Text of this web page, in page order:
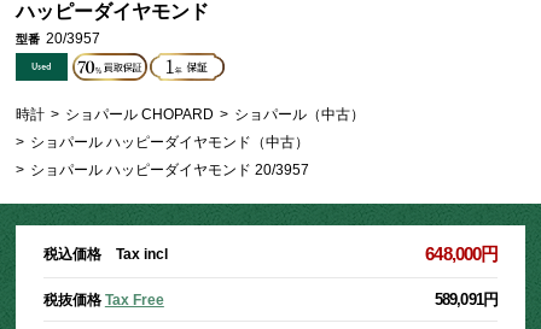
ハッピーダイヤモンド
型番 20/3957
時計 > ショパール CHOPARD > ショパール（中古）
> ショパール ハッピーダイヤモンド（中古）
> ショパール ハッピーダイヤモンド 20/3957
税込価格 Tax incl 648,000円
税抜価格 Tax Free 589,091円